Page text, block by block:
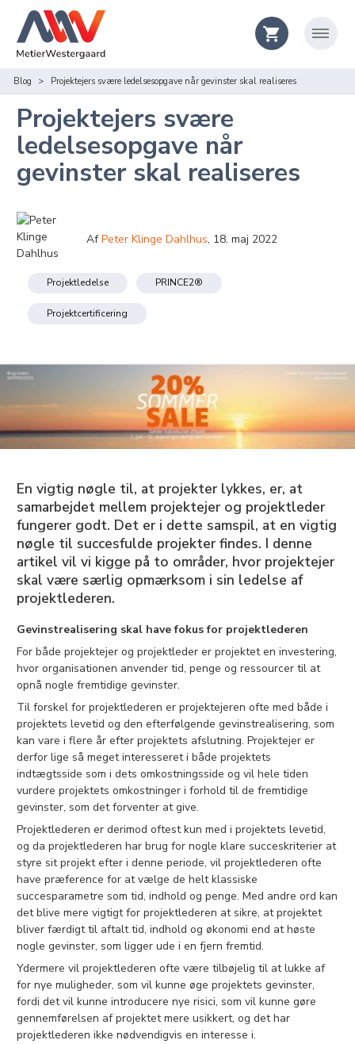
Blog Projektejers svære ledelsesopgave når gevinster skal realiseres
Projektejers svære
ledelsesopgave når
gevinster skal realiseres
AfPeter Klinge Dahlhus, 18. maj 2022
Projektledelse PRINCE2®
Projektcertificering
En vigtig nøgle til, at projekter lykkes, er, at
samarbejdet mellem projektejer og projektleder
fungerer godt. Det er i dette samspil, at en vigtig
nøgle til succesfulde projekter findes. I denne
artikel vil vi kigge på to områder, hvor projektejer
skal være særlig opmærksom i sin ledelse af
projektlederen.
Gevinstrealisering skal have fokus for projektlederen
For både projektejer og projektleder er projektet en investering,
hvor organisationen anvender tid, penge og ressourcer til at
opnå nogle fremtidige gevinster.
Til forskel for projektlederen er projektejeren ofte med både i
projektets levetid og den efterfølgende gevinstrealisering, som
kan vare i flere år efter projektets afslutning. Projektejer er
derfor lige så meget interesseret i både projektets
indtægtsside som i dets omkostningsside og vil hele tiden
vurdere projektets omkostninger i forhold til de fremtidige
gevinster, som det forventer at give.
Projektlederen er derimod oftest kun med i projektets levetid,
og da projektlederen har brug for nogle klare succeskriterier at
styre sit projekt efter i denne periode, vil projektlederen ofte
have præference for at vælge de helt klassiske
succesparametre som tid, indhold og penge. Med andre ord kan
det blive mere vigtigt for projektlederen at sikre, at projektet
bliver færdigt til aftalt tid, indhold og økonomi end at høste
nogle gevinster, som ligger ude i en fjern fremtid.
Ydermere vil projektlederen ofte være tilbøjelig til at lukke af
for nye muligheder, som vil kunne øge projektets gevinster,
fordi det vil kunne introducere nye risici, som vil kunne gøre
gennemførelsen af projektet mere usikkert, og det har
projektlederen ikke nødvendigvis en interesse i.